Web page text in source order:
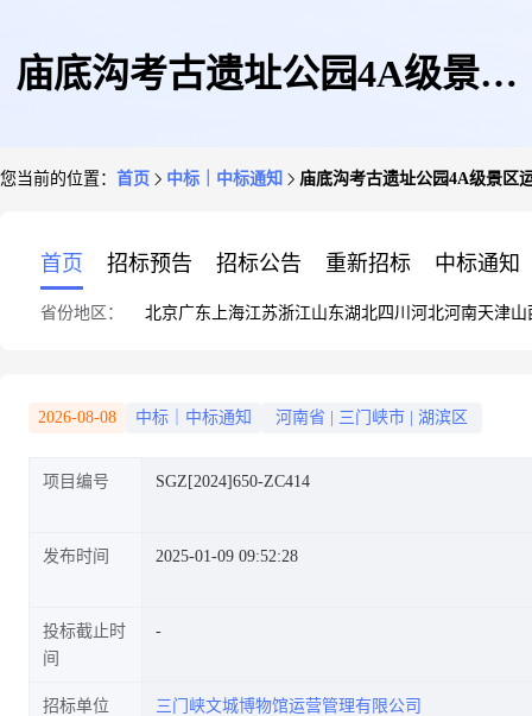
庙底沟考古遗址公园4A级景区
您当前的位置： 首页 中标｜中标通知 庙底沟考古遗址公园4A级景区
首页 招标预告 招标公告 重新招标 中标通知
省份地区： 北京广东 上海江苏浙江山东湖北四川 河北河南天津山
2026-08-08 中标｜中标通知 河南省 三门峡市 湖滨区
项目编号 SGZ[2024]650-ZC414
发布时间 2025-01-09 09:52:28
投标截止时
间
招标单位 三门峡文城博物馆运营管理有限公司